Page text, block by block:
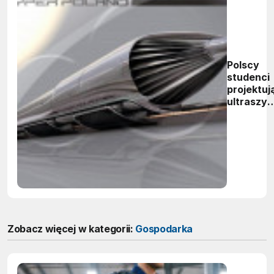
Polscy
studenci
Zobacz więcej w kategorii: Gospodarka